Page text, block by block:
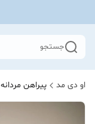
جستجو
او دی مد پیراهن مردانه